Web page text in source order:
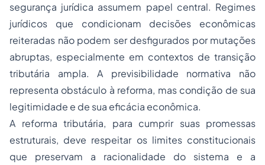
segurança jurídica assumem papel central. Regimes
jurídicos que condicionam decisões econômicas
reiteradas não podem ser desfigurados por mutações
abruptas, especialmente em contextos de transição
tributária ampla. A previsibilidade normativa não
representa obstáculo à reforma, mas condição de sua
legitimidade e de sua eficácia econômica.
A reforma tributária, para cumprir suas promessas
estruturais, deve respeitar os limites constitucionais
que preservam a racionalidade do sistema e a